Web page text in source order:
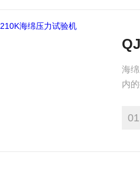
海
内
泡
品
01